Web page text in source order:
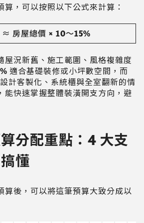
算，可以按照以下公式來計算：
≈ 房屋總價 × 10～15%
屋況新舊、施工範圍、風格複雜度
適合基礎裝修或小坪數空間，而
計客製化、系統櫃與全室翻新的情
能快速掌握整體裝潢開支方向，避
分配重點：4 大支
懂
算後，可以將這筆預算大致分成以